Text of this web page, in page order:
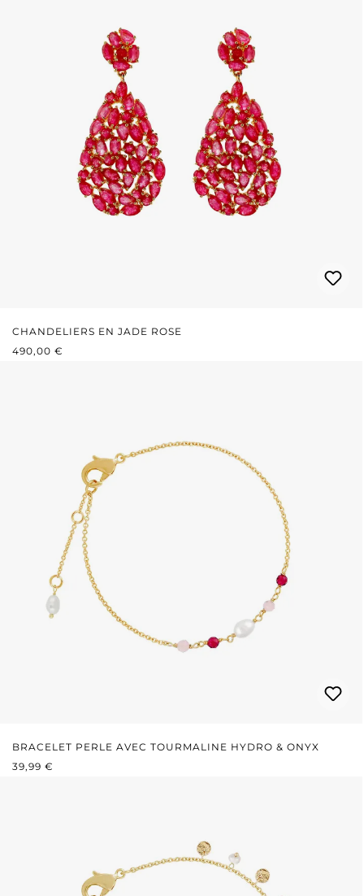
CHANDELIERS EN JADE ROSE
PRIX RÉGULIER :
490,00 €
BRACELET PERLE AVEC TOURMALINE HYDRO & ONYX
PRIX RÉGULIER :
39,99 €